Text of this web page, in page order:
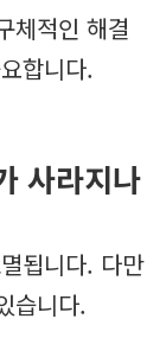
체적인 해결
합니다.
사라지나
됩니다. 다만
습니다.